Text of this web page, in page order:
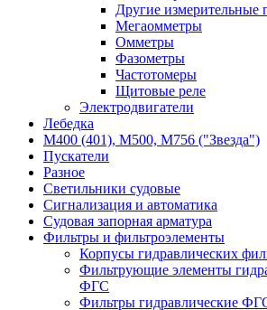
Другие измерительные
Мегаомметры
Омметры
Фазометры
Частотомеры
Щитовые реле
Электродвигатели
Лебедка
М400 (401), М500, М756 ("Звезда")
Пускатели
Разное
Светильники судовые
Сигнализация и автоматика
Судовая запорная арматура
Фильтры и фильтроэлементы
Корпусы гидравлических
Фильтрующие элементы
ФГС
Фильтры гидравлические